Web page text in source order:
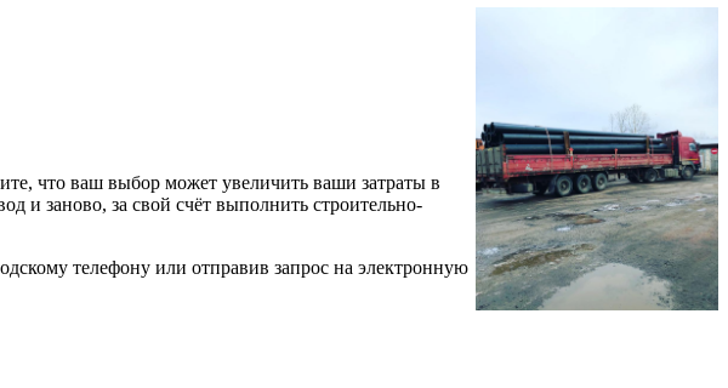
что ваш выбор может увеличить ваши затраты в
и заново, за свой счёт выполнить строительно-
телефону или отправив запрос на электронную